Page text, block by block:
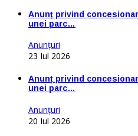
Anunț privind
unei parc…
Anunţuri
23 Iul 2026
Anunț privind
unei parc…
Anunţuri
20 Iul 2026